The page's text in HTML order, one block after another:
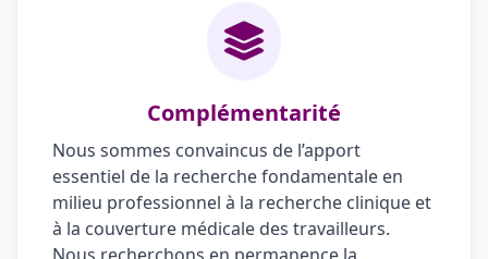
Complémentarité
Nous sommes convaincus de l’apport
essentiel de la recherche fondamentale en
milieu professionnel à la recherche clinique et
à la couverture médicale des travailleurs.